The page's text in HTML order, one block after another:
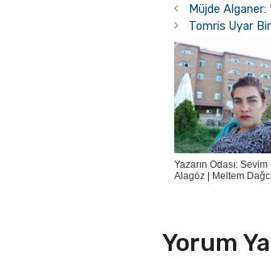
Müjde
Tomris Uyar
Yazarın Odası: Sevim
Alagöz | Meltem
Yorum